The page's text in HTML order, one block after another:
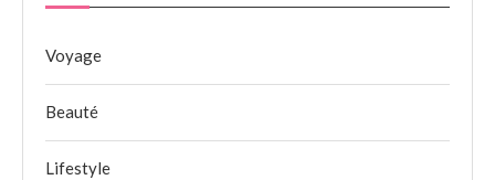
Voyage
Beauté
Lifestyle